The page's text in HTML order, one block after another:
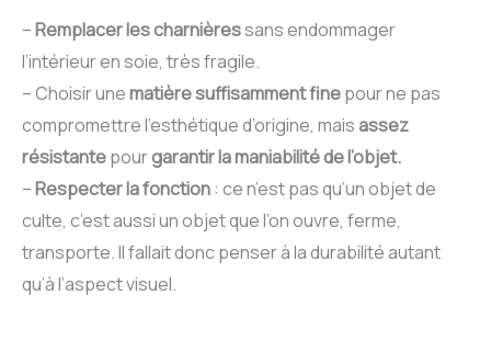
–Remplacer les charnièressans endommager
l’intérieur en soie, très fragile.
– Choisir unematière suffisamment finepour ne pas
compromettre l’esthétique d’origine, mais assez
résistantepourgarantir la maniabilité de l’objet.
–Respecter la fonction: ce n’est pas qu’un objet de
culte, c’est aussi un objet que l’on ouvre, ferme,
transporte. Il fallait donc penser à la durabilité autant
qu’à l’aspect visuel.